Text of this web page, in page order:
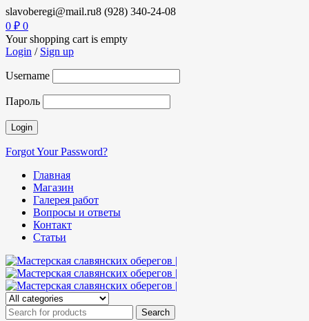
slavoberegi@mail.ru8 (928) 340-24-08
0 ₽ 0
Your shopping cart is empty
Login / Sign up
Username
Пароль
Forgot Your Password?
Главная
Магазин
Галерея работ
Вопросы и ответы
Контакт
Статьи